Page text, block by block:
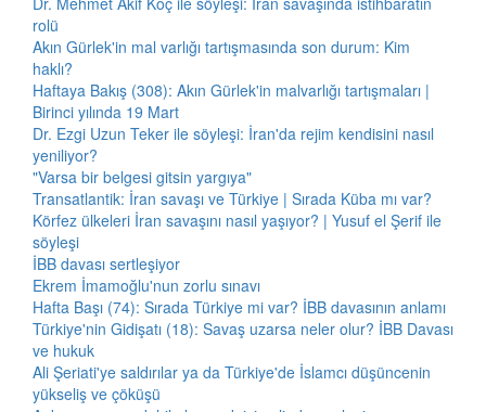
rolü
Akın Gürlek'in mal varlığı tartışmasında son durum: Kim
haklı?
Haftaya Bakış (308): Akın Gürlek'in malvarlığı tartışmaları |
Birinci yılında 19 Mart
Dr. Ezgi Uzun Teker ile söyleşi: İran'da rejim kendisini nasıl
yeniliyor?
"Varsa bir belgesi gitsin yargıya"
Transatlantik: İran savaşı ve Türkiye | Sırada Küba mı var?
Körfez ülkeleri İran savaşını nasıl yaşıyor? | Yusuf el Şerif ile
söyleşi
İBB davası sertleşiyor
Ekrem İmamoğlu'nun zorlu sınavı
Hafta Başı (74): Sırada Türkiye mi var? İBB davasının anlamı
Türkiye'nin Gidişatı (18): Savaş uzarsa neler olur? İBB Davası
ve hukuk
Ali Şeriati'ye saldırılar ya da Türkiye'de İslamcı düşüncenin
yükseliş ve çöküşü